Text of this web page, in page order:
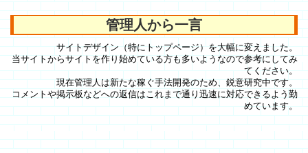
管理人から一言
サイトデザイン（特にトップページ）を大幅に変えました。
当サイトからサイトを作り始めている方も多いようなので参考にしてみ
てください。
現在管理人は新たな稼ぐ手法開発のため、鋭意研究中です。
コメントや掲示板などへの返信はこれまで通り迅速に対応できるよう勤
めています。